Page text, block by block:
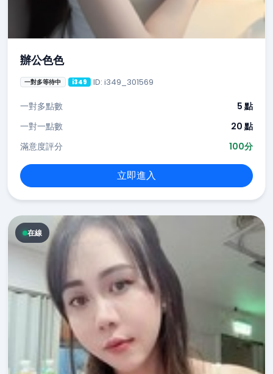
辦公色色
一對多等待中 i349 ID: i349_301569
一對多點數
5 點
一對一點數
20 點
滿意度評分
100分
立即進入
在線